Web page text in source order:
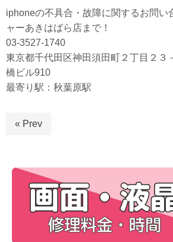
iphoneの不具合・故障に関するお問い
ャーあきはばら店まで！
03-3527-1740
東京都千代田区神田須田町２丁目２３
橋ビル910
最寄り駅：秋葉原駅
« Prev